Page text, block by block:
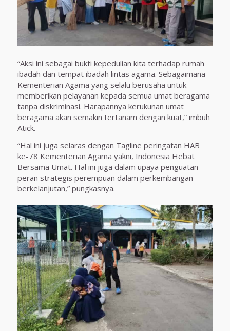
“Aksi ini sebagai bukti kepedulian kita terhadap rumah
ibadah dan tempat ibadah lintas agama. Sebagaimana
Kementerian Agama yang selalu berusaha untuk
memberikan pelayanan kepada semua umat beragama
tanpa diskriminasi. Harapannya kerukunan umat
beragama akan semakin tertanam dengan kuat,” imbuh
Atick.
“Hal ini juga selaras dengan Tagline peringatan HAB
ke-78 Kementerian Agama yakni, Indonesia Hebat
Bersama Umat. Hal ini juga dalam upaya penguatan
peran strategis perempuan dalam perkembangan
berkelanjutan,” pungkasnya.